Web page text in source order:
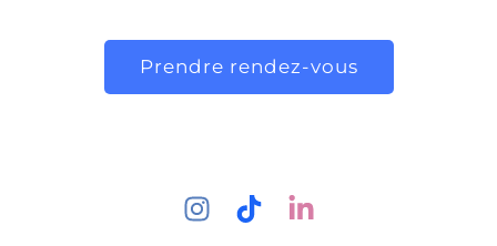
Prendre rendez-vous